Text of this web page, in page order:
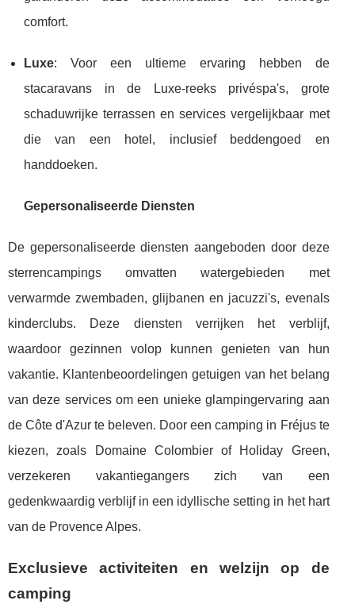
comfort.
Luxe: Voor een ultieme ervaring hebben de
stacaravans in de Luxe-reeks privéspa's, grote
schaduwrijke terrassen en services vergelijkbaar met
die van een hotel, inclusief beddengoed en
handdoeken.
Gepersonaliseerde Diensten
De gepersonaliseerde diensten aangeboden door deze
sterrencampings omvatten watergebieden met
verwarmde zwembaden, glijbanen en jacuzzi's, evenals
kinderclubs. Deze diensten verrijken het verblijf,
waardoor gezinnen volop kunnen genieten van hun
vakantie. Klantenbeoordelingen getuigen van het belang
van deze services om een unieke glampingervaring aan
de Côte d'Azur te beleven. Door een camping in Fréjus te
kiezen, zoals Domaine Colombier of Holiday Green,
verzekeren vakantiegangers zich van een
gedenkwaardig verblijf in een idyllische setting in het hart
van de Provence Alpes.
Exclusieve activiteiten en welzijn op de
camping